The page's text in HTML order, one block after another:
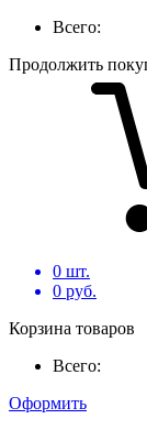
Всего:
Продолжить
0 шт.
0 руб.
Корзина товаров
Всего:
Оформить